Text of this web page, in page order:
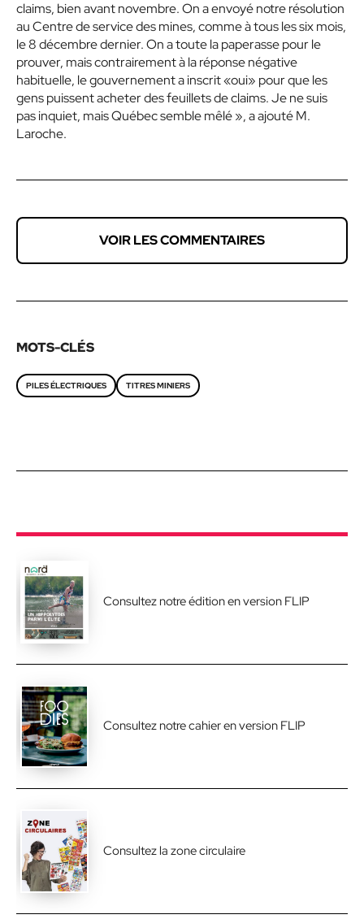
claims, bien avant novembre. On a envoyé notre résolution
au Centre de service des mines, comme à tous les six mois,
le 8 décembre dernier. On a toute la paperasse pour le
prouver, mais contrairement à la réponse négative
habituelle, le gouvernement a inscrit «oui» pour que les
gens puissent acheter des feuillets de claims. Je ne suis
pas inquiet, mais Québec semble mêlé », a ajouté M.
Laroche.
VOIR LES COMMENTAIRES
MOTS-CLÉS
PILES ÉLECTRIQUES TITRES MINIERS
Consultez notre édition en version FLIP
Consultez notre cahier en version FLIP
Consultez la zone circulaire